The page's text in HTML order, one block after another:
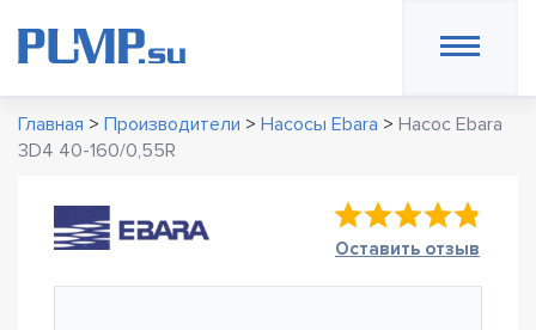
Главная > Производители > Насосы Ebara > Насос Ebara
3D4 40-160/0,55R
Оставить отзыв